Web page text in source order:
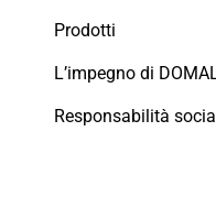
Prodotti
L’impegno di
Responsabilità